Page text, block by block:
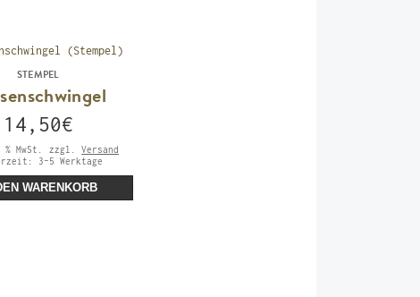
STEMPEL
14,50€
MwSt. zzgl.Versand
3-5 Werktage
WARENKORB